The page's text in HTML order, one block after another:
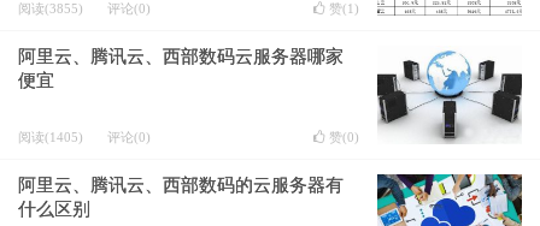
阅读(3855) 评论(0) 赞(1 )
阿里云、腾讯云、西部数码云服务器哪家
便宜
阅读(1405) 评论(0) 赞(0)
阿里云、腾讯云、西部数码的云服务器有
什么区别